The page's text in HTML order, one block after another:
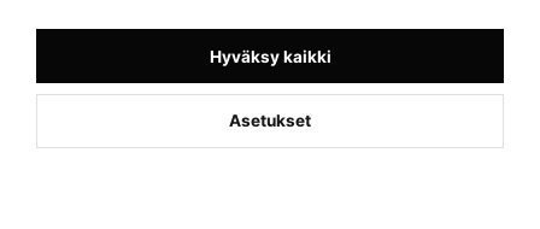
Hyväksy kaikki
Asetukset